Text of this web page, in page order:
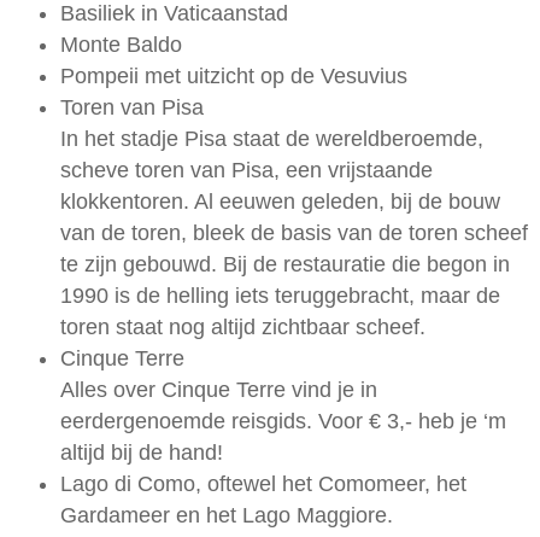
Basiliek in Vaticaanstad
Monte Baldo
Pompeii met uitzicht op de Vesuvius
Toren van Pisa
In het stadje Pisa staat de wereldberoemde,
scheve toren van Pisa, een vrijstaande
klokkentoren. Al eeuwen geleden, bij de bouw
van de toren, bleek de basis van de toren scheef
te zijn gebouwd. Bij de restauratie die begon in
1990 is de helling iets teruggebracht, maar de
toren staat nog altijd zichtbaar scheef.
Cinque Terre
Alles over Cinque Terre vind je in
eerdergenoemde reisgids. Voor € 3,- heb je ‘m
altijd bij de hand!
Lago di Como, oftewel het Comomeer, het
Gardameer en het Lago Maggiore.